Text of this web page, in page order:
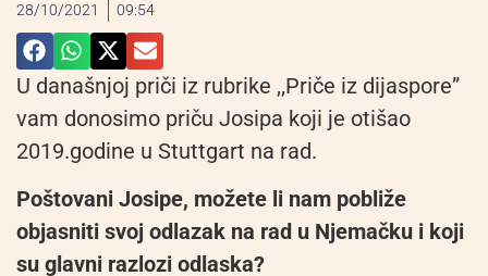
28/10/2021 09:54
U današnjoj priči iz rubrike ,,Priče iz dijaspore”
vam donosimo priču Josipa koji je otišao
2019.godine u Stuttgart na rad.
Poštovani Josipe, možete li nam pobliže
objasniti svoj odlazak na rad u Njemačku i koji
su glavni razlozi odlaska?